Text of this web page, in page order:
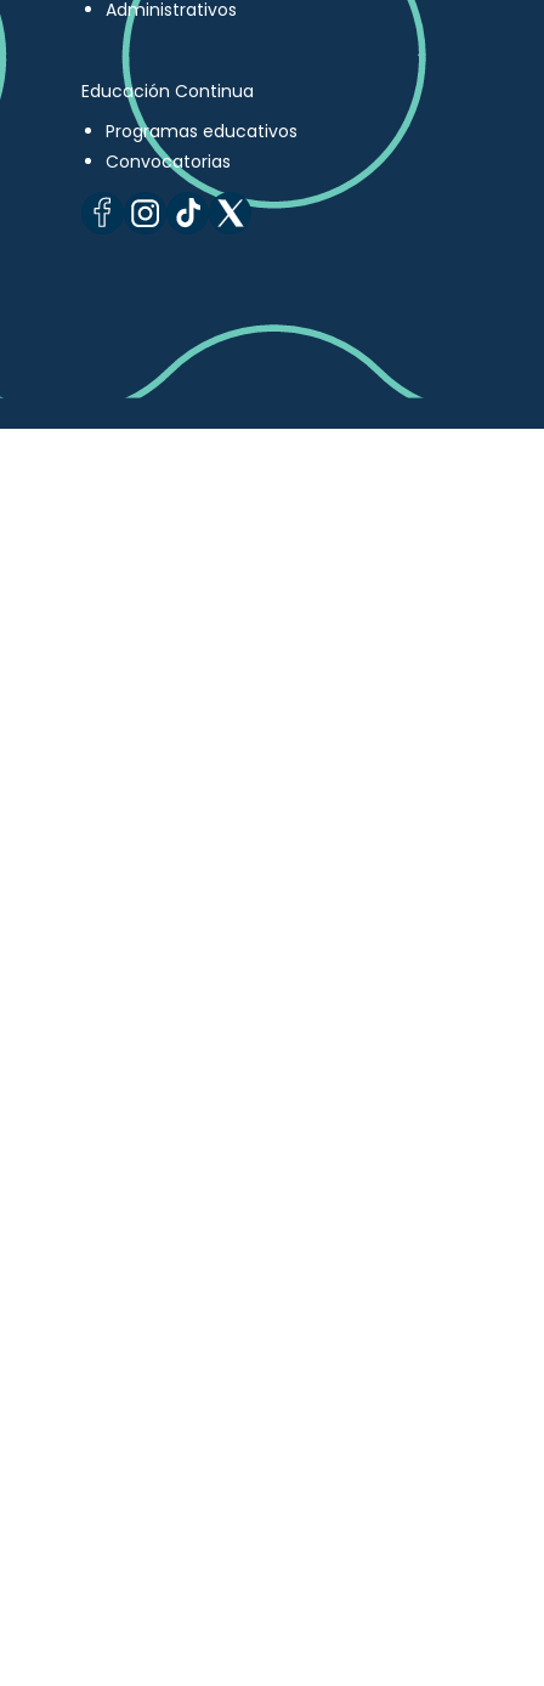
Administrativos
Educación Continua
Programas educativos
Convocatorias